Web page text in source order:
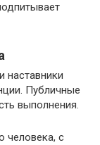
наставники
Публичные
выполнения.
человека, с